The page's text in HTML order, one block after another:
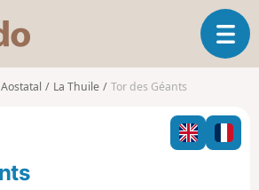
s
o
o
T
o
l
n
Aostatal La Thuile Tor des Géants